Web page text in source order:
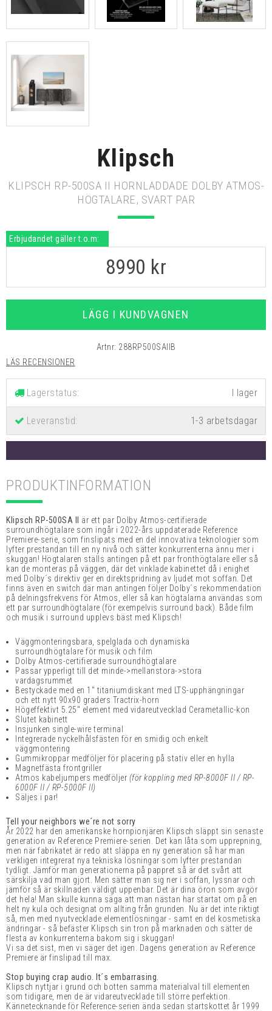
Klipsch
KLIPSCH RP-500SA II HORNLADDADE DOLBY ATMOS-
HÖGTALARE, SVART PAR
Erbjudandet gäller t.o.m:
8990 kr
LÄGG I KUNDVAGNEN
Artnr: 288RP500SAIIB
LÄS RECENSIONER
Lagerstatus:
Leveranstid: 1-3 arbetsdagar
PRODUKTINFORMATION
Klipsch RP-500SA II
är ett par Dolby Atmos-certifierade
surroundhögtalare som ingår i 2022-års uppdaterade Reference
Premiere-serie, som finslipats med en del innovativa teknologier som
lyfter prestandan till en ny nivå och sätter konkurrenterna ännu mer i
skuggan! Högtalaren ställs antingen på ett par fronthögtalare eller så
kan de monteras på väggen, där det vinklade kabinettet då i enighet
med Dolby´s direktiv ger en direktspridning av ljudet mot soffan. Det
finns även en switch där man antingen följer Dolby´s rekommendation
på delningsfrekvens för Atmos, eller så kan högtalarna användas som
ett par surroundhögtalare (för exempelvis surround back). Både film
och musik i surround upplevs bäst med Klipsch!
Väggmonteringsbara, spelglada och dynamiska
surroundhögtalare för musik och film
Dolby Atmos-certifierade surroundhögtalare
Passar ypperligt till det minde->mellanstora->stora
vardagsrummet
Bestyckade med en 1" titaniumdiskant med LTS-upphängningar
och ett nytt 90x90 graders Tractrix-horn
Högeffektivt 5.25" element med vidareutvecklad Cerametallic-kon
Slutet kabinett
Insjunken single-wire terminal
Integrerade nyckelhålsfästen för en smidig och enkelt
väggmontering
Gummikroppar medföljer för placering på stativ eller en hylla
Magnetfästa frontgriller
Atmos kabeljumpers medföljer (för koppling med RP-8000F II / RP-
6000F II / RP-5000F II)
Säljes i par!
Tell your neighbors we´re not sorry
År 2022 har den amerikanske hornpionjären Klipsch släppt sin senaste
generation av Reference Premiere-serien. Det kan låta som upprepning,
men när fabrikatet är redo att släppa en ny generation så har man
verkligen integrerat nya tekniska lösningar som lyfter prestandan
tydligt. Jämför man generationerna på pappret så är det svårt att
särskilja vad man gjort. Men sätter man sig ner i soffan, lyssnar och
jämför så är skillnaden väldigt uppenbar. Det är dina öron som avgör
det hela! Man skulle kunna säga att man nästan har startat om på en
helt ny kula och designat om allting från grunden. Nu är det inte riktigt
så, men med nyutvecklade elementlösningar - samt en del kosmetiska
ändringar - så befäster Klipsch sin tron på marknaden och sätter de
flesta av konkurrenterna bakom sig i skuggan!
Vi sa det sist, men vi säger det igen. Dagens generation av Reference
Premiere är finslipad till max.
Stop buying crap audio. It´s embarrasing.
Klipsch nyttjar i grund och botten samma materialval till elementen
som tidigare, men de är vidareutvecklade till större perfektion.
Kännetecknande för Reference-serien ända sedan startskottet år 1999